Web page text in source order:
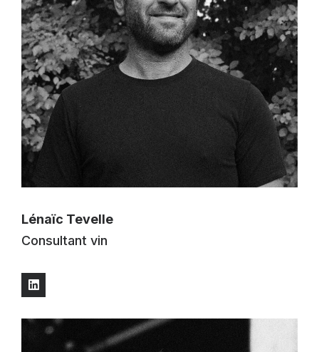
Lénaïc Tevelle
Consultant vin